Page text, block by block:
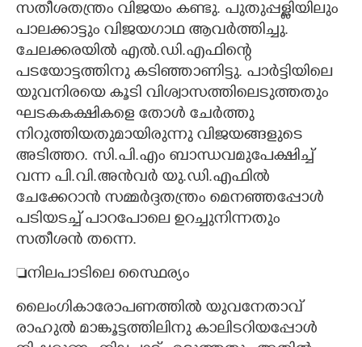
സതീശതന്ത്രം വിജയം കണ്ടു. പുതുപ്പള്ളിയിലും
പാലക്കാട്ടും വിജയഗാഥ ആവർത്തിച്ചു.
ചേലക്കരയിൽ എൽ.ഡി.എഫിന്റെ
പടയോട്ടത്തിനു കടിഞ്ഞാണിട്ടു. പാർട്ടിയിലെ
യുവനിരയെ കൂടി വിശ്വാസത്തിലെടുത്തതും
ഘടകകക്ഷികളെ തോൾ ചേർത്തു
നിറുത്തിയതുമായിരുന്നു വിജയങ്ങളുടെ
അടിത്തറ. സി.പി.എം ബാന്ധവമുപേക്ഷിച്ച്
വന്ന പി.വി.അൻവർ യു.ഡി.എഫിൽ
ചേക്കേറാൻ സമ്മർദ്ദതന്ത്രം മെനഞ്ഞപ്പോൾ
പടിയടച്ച് പാറപോലെ ഉറച്ചുനിന്നതും
സതീശൻ തന്നെ.
നിലപാടിലെ സ്ഥൈര്യം
ലൈംഗികാരോപണത്തിൽ യുവനേതാവ്
രാഹുൽ മാങ്കൂട്ടത്തിലിനു കാലിടറിയപ്പോൾ